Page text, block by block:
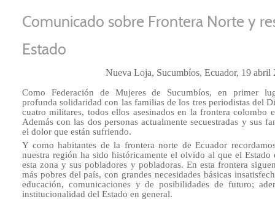
Comunicado sobre Frontera Norte y
Estado
Nueva Loja, Sucumbíos, Ecuador, 19 abril
Como Federación de Mujeres de Sucumbíos, en primer
profunda solidaridad con las familias de los tres periodistas del
cuatro militares, todos ellos asesinados en la frontera colombo
Además con las dos personas actualmente secuestradas y sus
el dolor que están sufriendo.
Y como habitantes de la frontera norte de Ecuador
nuestra región ha sido históricamente el olvido al que el Estado
esta zona y sus pobladores y pobladoras. En esta frontera
más pobres del país, con grandes necesidades básicas
educación, comunicaciones y de posibilidades de futuro;
institucionalidad del Estado en general.